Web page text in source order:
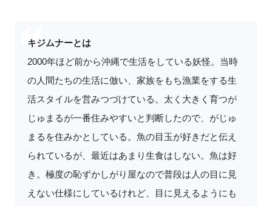
キジムナーとは
2000年ほど前から沖縄で生活をしている妖怪。当時
の人間たちの生活に倣い、家族をもち漁業をする生
活スタイルを営みつづけている。太く大きく育つが
じゅまるが一番住みやすいと判断したので、がじゅ
まるを住みかとしている。魚の目玉が好きだと伝え
られているが、最近はあまり生食はしない。魚は好
き。極度の恥ずかしがり屋なので普段は人の目に見
えない仕様にしているけれど、目に見えるようにも